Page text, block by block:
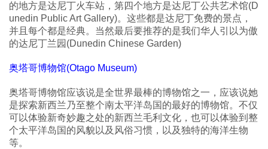
的地方是达尼丁火车站，第四个地方是达尼丁公共艺术馆(D
unedin Public Art Gallery)。这些都是达尼丁免费的景点，
并且每个都是经典。当然最后要推荐的是我们华人引以为傲
的达尼丁兰园(Dunedin Chinese Garden)
奥塔哥博物馆(Otago Museum)
奥塔哥博物馆应该说是全世界最棒的博物馆之一，应该说她
是探索新西兰乃至整个南太平洋岛国的最好的博物馆。不仅
可以体验新奇妙趣之处的新西兰毛利文化，也可以体验到整
个太平洋岛国的风貌以及风俗习惯，以及独特的海洋生物
等。